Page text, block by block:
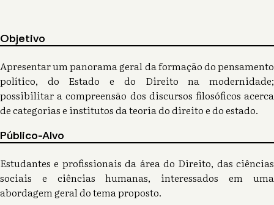
Objetivo
Apresentar um panorama geral da formação do pensamento
político, do Estado e do Direito na modernidade;
possibilitar a compreensão dos discursos filosóficos acerca
de categorias e institutos da teoria do direito e do estado.
Público-Alvo
Estudantes e profissionais da área do Direito, das ciências
sociais e ciências humanas, interessados em uma
abordagem geral do tema proposto.